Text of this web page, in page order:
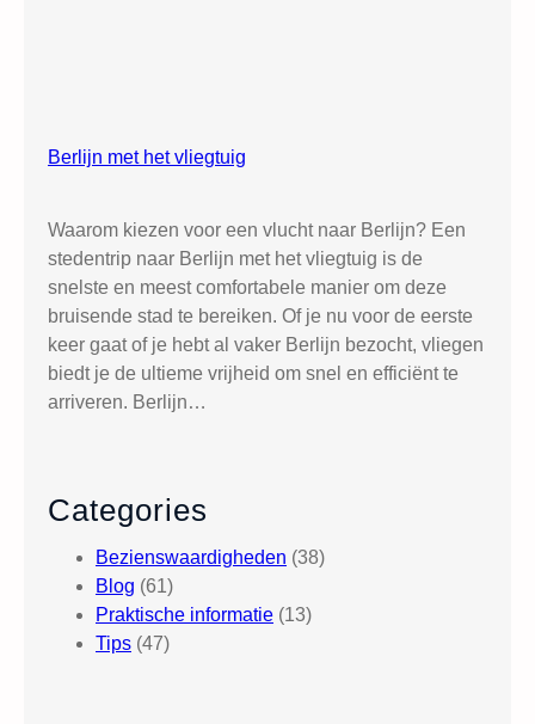
Berlijn met het vliegtuig
Waarom kiezen voor een vlucht naar Berlijn? Een
stedentrip naar Berlijn met het vliegtuig is de
snelste en meest comfortabele manier om deze
bruisende stad te bereiken. Of je nu voor de eerste
keer gaat of je hebt al vaker Berlijn bezocht, vliegen
biedt je de ultieme vrijheid om snel en efficiënt te
arriveren. Berlijn…
Categories
Bezienswaardigheden (38)
Blog (61)
Praktische informatie (13)
Tips (47)